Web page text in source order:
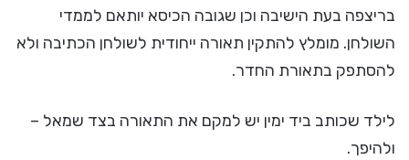
בריצפה בעת הישיבה וכן שגובה הכיסא יותאם לממדי
השולחן. מומלץ להתקין תאורה ייחודית לשולחן הכתיבה ולא
להסתפק בתאורת החדר.
לילד שכותב ביד ימין יש למקם את התאורה בצד שמאל –
ולהיפך.